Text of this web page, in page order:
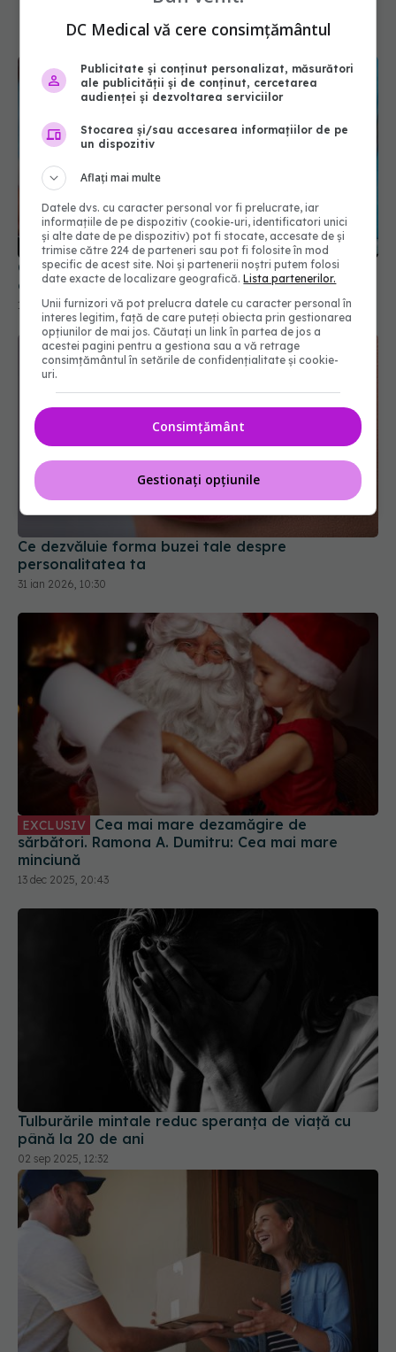
Ce se întâmplă, de fapt, dacă visezi în timpul
anesteziei
14 iun 2026, 20:00
Ce dezvăluie forma buzei tale despre
personalitatea ta
31 ian 2026, 10:30
EXCLUSIV
sărbători. Ramona A. Dumitru: Cea mai mare
minciună
13 dec 2025, 20:43
Tulburările mintale reduc speranța de viață cu
până la 20 de ani
De ce așteptarea unui colet aduce mai multă
fericire decât deschiderea lui
24 feb 2026, 18:14
DC Medical vă cere consimțământul
Publicitate și conținut personalizat, măsurători
ale publicității și de conținut, cercetarea
audienței și dezvoltarea serviciilor
Stocarea și/sau accesarea informațiilor de pe
un dispozitiv
Aflați mai multe
Datele dvs. cu caracter personal vor fi prelucrate, iar
informațiile de pe dispozitiv (cookie-uri, identificatori unici
și alte date de pe dispozitiv) pot fi stocate, accesate de și
trimise către 224 de parteneri sau pot fi folosite în mod
specific de acest site. Noi și partenerii noștri putem folosi
date exacte de localizare geografică.Lista partenerilor.
Unii furnizori vă pot prelucra datele cu caracter personal în
interes legitim, față de care puteți obiecta prin gestionarea
opțiunilor de mai jos. Căutați un link în partea de jos a
acestei pagini pentru a gestiona sau a vă retrage
consimțământul în setările de confidențialitate și cookie-
uri.
Consimțământ
Gestionați opțiunile